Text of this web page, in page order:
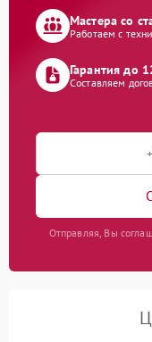
Мастера со
Работаем с
Гарантия до
Составляем
Отправляя, Вы